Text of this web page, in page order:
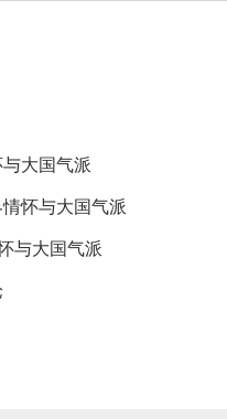
大国气派
怀与大国气派
与大国气派